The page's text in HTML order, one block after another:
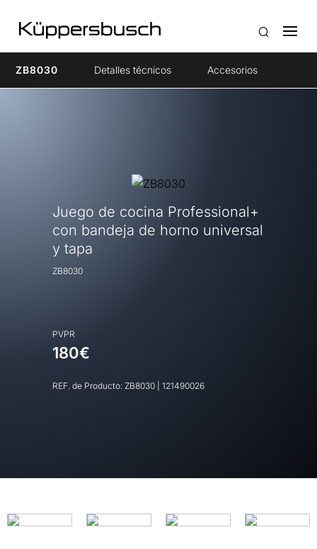
ZB8030 Detalles técnicos Accesorios
Juego de cocina Professional+
con bandeja de horno universal
y tapa
ZB8030
PVPR
180€
REF. de Producto: ZB8030 121490026